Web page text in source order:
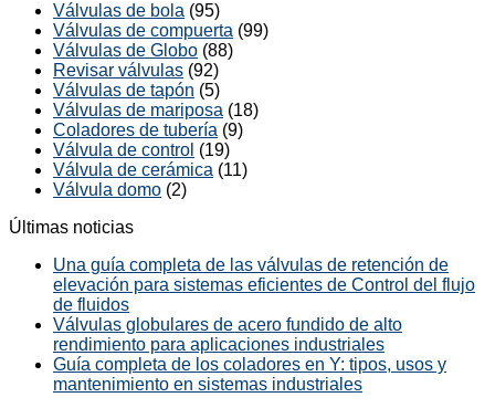
Válvulas de bola (95)
Válvulas de compuerta (99)
Válvulas de Globo (88)
Revisar válvulas (92)
Válvulas de tapón (5)
Válvulas de mariposa (18)
Coladores de tubería (9)
Válvula de control (19)
Válvula de cerámica (11)
Válvula domo (2)
Últimas noticias
Una guía completa de las válvulas de retención de
elevación para sistemas eficientes de Control del flujo
de fluidos
Válvulas globulares de acero fundido de alto
rendimiento para aplicaciones industriales
Guía completa de los coladores en Y: tipos, usos y
mantenimiento en sistemas industriales